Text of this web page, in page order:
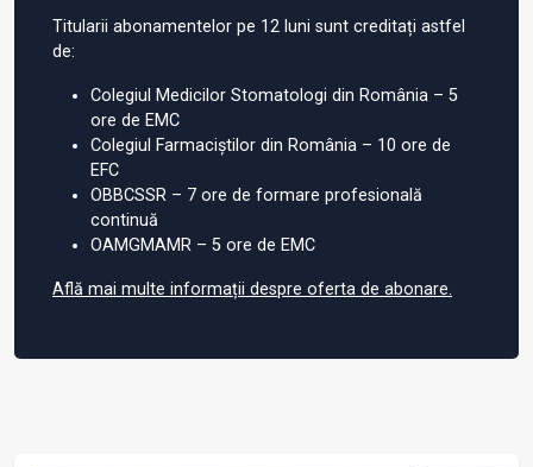
Titularii abonamentelor pe 12 luni sunt creditați astfel
de:
Colegiul Medicilor Stomatologi din România – 5
ore de EMC
Colegiul Farmaciștilor din România – 10 ore de
EFC
OBBCSSR – 7 ore de formare profesională
continuă
OAMGMAMR – 5 ore de EMC
Află mai multe informații despre oferta de abonare.